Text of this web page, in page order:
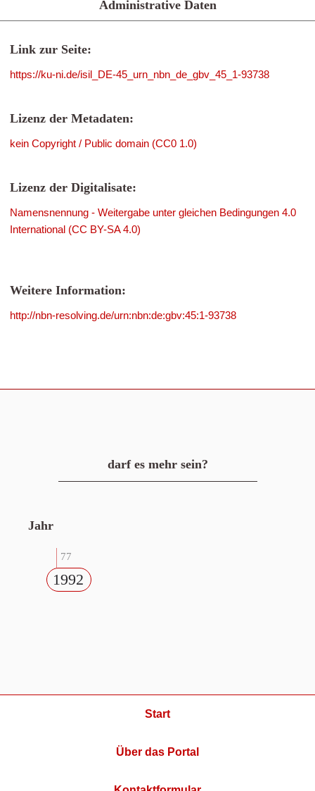
Administrative Daten
Link zur Seite:
https://ku-ni.de/isil_DE-45_urn_nbn_de_gbv_45_1-93738
Lizenz der Metadaten:
kein Copyright / Public domain (CC0 1.0)
Lizenz der Digitalisate:
Namensnennung - Weitergabe unter gleichen Bedingungen 4.0
International (CC BY-SA 4.0)
Weitere Information:
http://nbn-resolving.de/urn:nbn:de:gbv:45:1-93738
darf es mehr sein?
Jahr
77
1992
Start
Über das Portal